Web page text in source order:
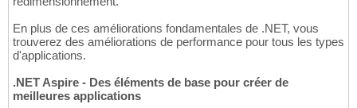
En plus de ces améliorations fondamentales de .NET, vous
trouverez des améliorations de performance pour tous les types
d'applications.
.NET Aspire - Des éléments de base pour créer de
meilleures applications